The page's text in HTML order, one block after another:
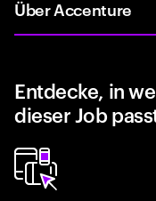
Über Accenture
Entdecke, in
dieser Job